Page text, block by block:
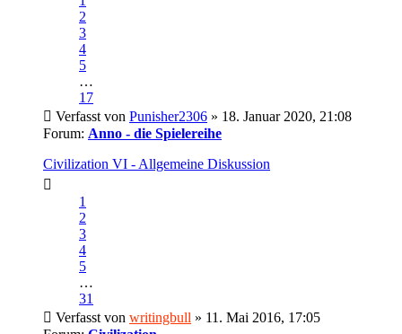
2
3
4
5
…
17
Verfasst von Punisher2306 » 18. Januar 2020, 21:08
Forum: Anno - die Spielereihe
Civilization VI - Allgemeine Diskussion
1
2
3
4
5
…
31
Verfasst von writingbull » 11. Mai 2016, 17:05